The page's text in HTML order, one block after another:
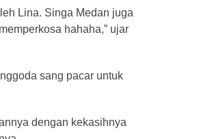
Lina. Singa Medan juga
hahaha,” ujar
sang pacar untuk
dengan kekasihnya